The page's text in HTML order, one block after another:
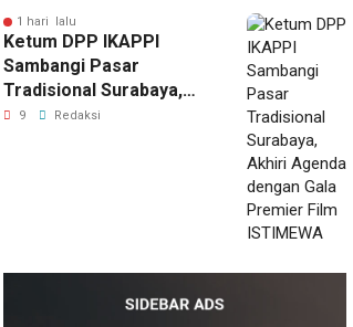
1 hari lalu
Ketum DPP IKAPPI
Sambangi Pasar
Tradisional Surabaya,
Akhiri Agenda dengan
9 Redaksi